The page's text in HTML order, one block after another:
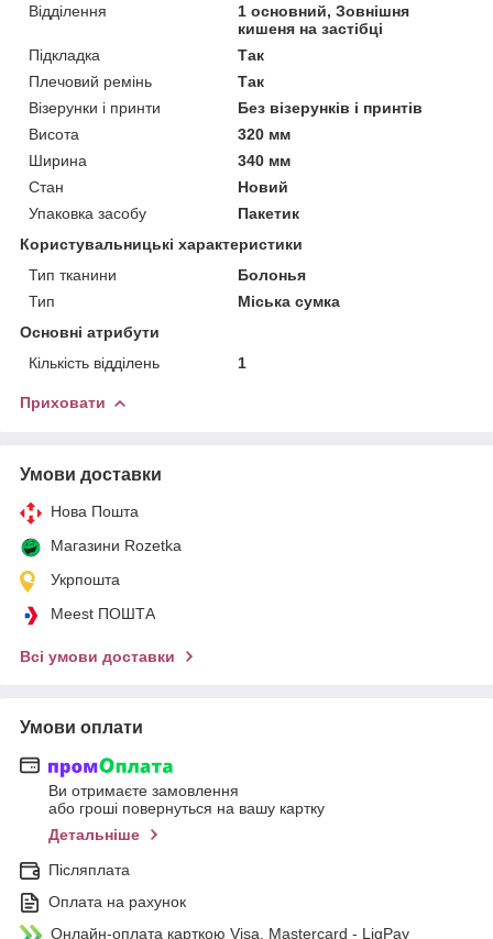
Відділення
1 основний, Зовнішня
кишеня на застібці
Підкладка
Так
Плечовий ремінь
Так
Візерунки і принти
Без візерунків і принтів
Висота
320 мм
Ширина
340 мм
Стан
Новий
Упаковка засобу
Пакетик
Користувальницькі характеристики
Тип тканини
Болонья
Тип
Міська сумка
Основні атрибути
Кількість відділень
1
Приховати
Умови доставки
Нова Пошта
Магазини Rozetka
Укрпошта
Meest ПОШТА
Всі умови доставки
Умови оплати
Ви отримаєте замовлення
або гроші повернуться на вашу картку
Детальніше
Післяплата
Оплата на рахунок
Онлайн-оплата карткою Visa, Mastercard - LiqPay